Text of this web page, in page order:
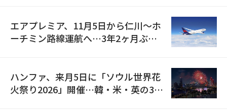
エアプレミア、11月5日から仁川〜ホ
ーチミン路線運航へ…3年2ヶ月ぶり
ハンファ、来月5日に「ソウル世界花
火祭り2026」開催…韓・米・英の3カ